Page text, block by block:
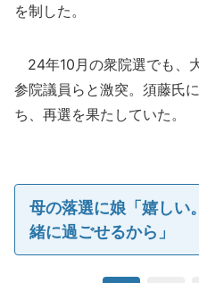
を制した。
24年10月の衆院選でも、
参院議員らと激突。須藤氏
ち、再選を果たしていた。
母の落選に娘「嬉しい
緒に過ごせるから」